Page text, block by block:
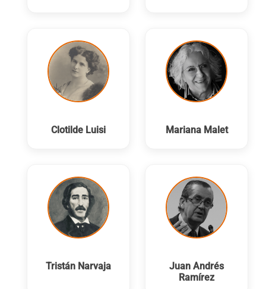
Clotilde Luisi Mariana Malet
Tristán Narvaja
Juan Andrés
Ramírez